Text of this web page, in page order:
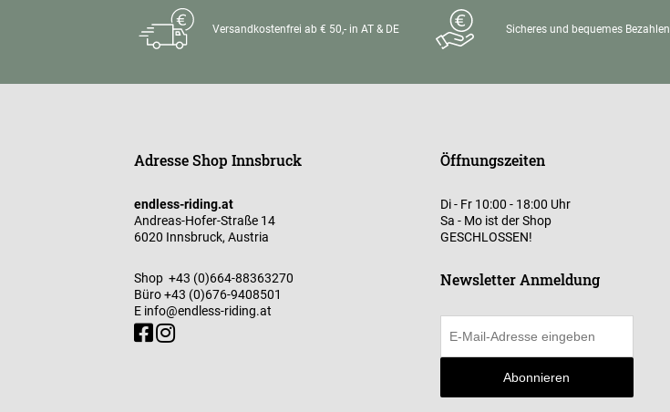
Versandkostenfrei ab € 50,- in AT & DE Sicheres und bequemes Bezahlen
Adresse Shop Innsbruck
endless-riding.at
Andreas-Hofer-Straße 14
6020 Innsbruck, Austria
Shop +43 (0)664-88363270
Büro+43 (0)676-9408501
E info@endless-riding.at
Öffnungszeiten
Di - Fr 10:00 - 18:00 Uhr
Sa - Mo ist der Shop
GESCHLOSSEN!
Newsletter Anmeldung
Abonnieren